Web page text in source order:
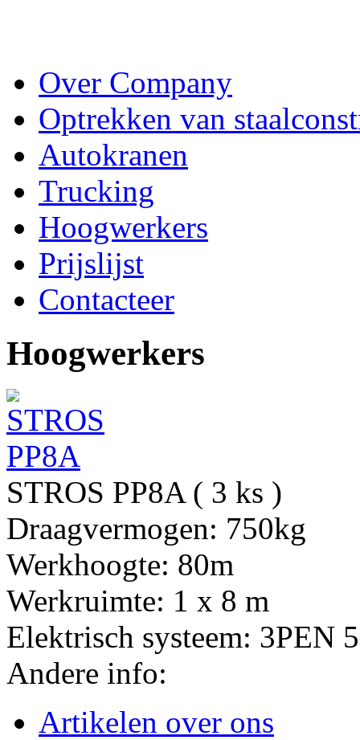
Over Company
Optrekken van
Autokranen
Trucking
Hoogwerkers
Prijslijst
Contacteer
Hoogwerkers
STROS PP8A ( 3 ks )
Draagvermogen: 750kg
Werkhoogte: 80m
Werkruimte: 1 x 8 m
Elektrisch systeem: 3PEN
Andere info:
Artikelen over ons